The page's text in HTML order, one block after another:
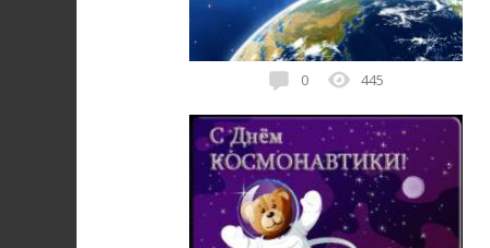
0 445
12 апреля ♦ анимации